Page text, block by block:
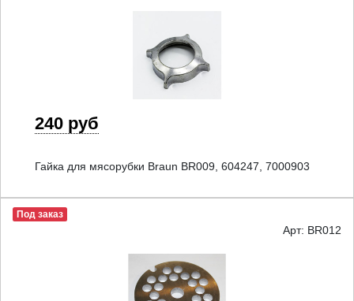
240 руб
Гайка для мясорубки Braun BR009, 604247, 7000903
Под заказ
Арт: BR012